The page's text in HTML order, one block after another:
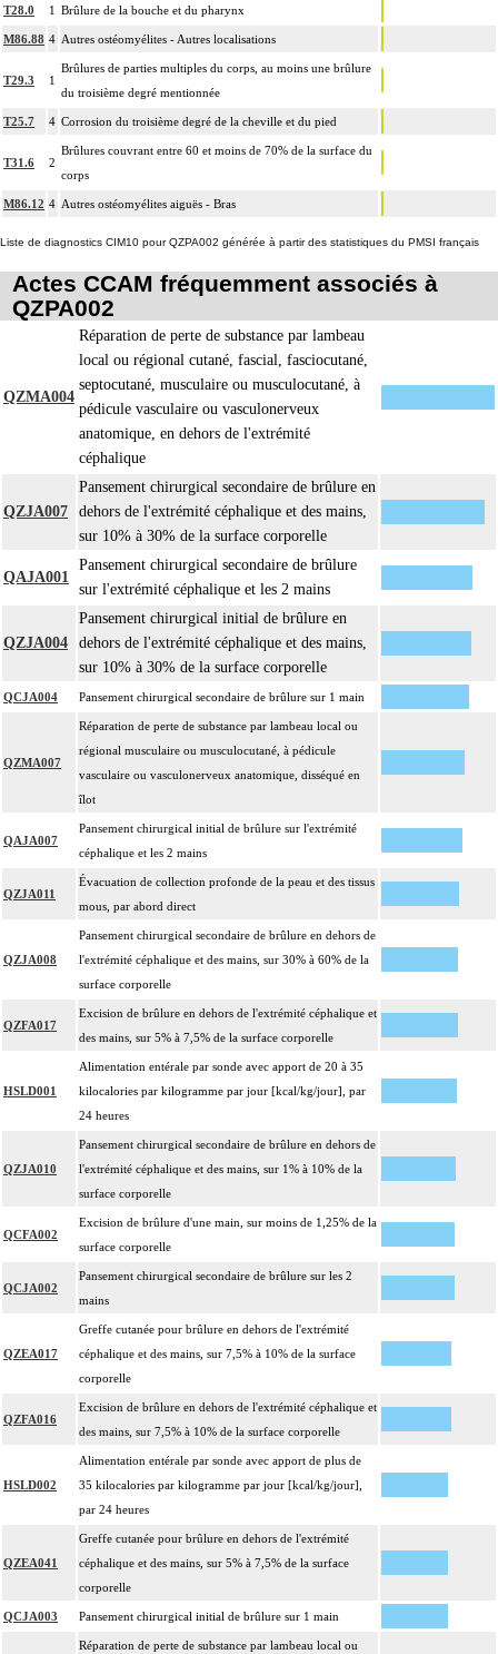
T28.0 1 Brûlure de la bouche et du pharynx
M86.88 4 Autres ostéomyélites - Autres localisations
T29.3 1
Brûlures de parties multiples du corps, au moins une brûlure
du troisième degré mentionnée
T25.7 4 Corrosion du troisième degré de la cheville et du pied
T31.6 2
Brûlures couvrant entre 60 et moins de 70% de la surface du
corps
M86.12 4 Autres ostéomyélites aiguës - Bras
Liste de diagnostics CIM10 pour QZPA002 générée à partir des statistiques du PMSI français
Actes CCAM fréquemment associés à
QZPA002
QZMA004
Réparation de perte de substance par lambeau
local ou régional cutané, fascial, fasciocutané,
septocutané, musculaire ou musculocutané, à
pédicule vasculaire ou vasculonerveux
anatomique, en dehors de l'extrémité
céphalique
QZJA007
Pansement chirurgical secondaire de brûlure en
dehors de l'extrémité céphalique et des mains,
sur 10% à 30% de la surface corporelle
QAJA001
Pansement chirurgical secondaire de brûlure
sur l'extrémité céphalique et les 2 mains
QZJA004
Pansement chirurgical initial de brûlure en
dehors de l'extrémité céphalique et des mains,
sur 10% à 30% de la surface corporelle
QCJA004 Pansement chirurgical secondaire de brûlure sur 1 main
QZMA007
Réparation de perte de substance par lambeau local ou
régional musculaire ou musculocutané, à pédicule
vasculaire ou vasculonerveux anatomique, disséqué en
îlot
QAJA007
Pansement chirurgical initial de brûlure sur l'extrémité
céphalique et les 2 mains
QZJA011
Évacuation de collection profonde de la peau et des tissus
mous, par abord direct
QZJA008
Pansement chirurgical secondaire de brûlure en dehors de
l'extrémité céphalique et des mains, sur 30% à 60% de la
surface corporelle
QZFA017
Excision de brûlure en dehors de l'extrémité céphalique et
des mains, sur 5% à 7,5% de la surface corporelle
HSLD001
Alimentation entérale par sonde avec apport de 20 à 35
kilocalories par kilogramme par jour [kcal/kg/jour], par
24 heures
QZJA010
Pansement chirurgical secondaire de brûlure en dehors de
l'extrémité céphalique et des mains, sur 1% à 10% de la
surface corporelle
QCFA002
Excision de brûlure d'une main, sur moins de 1,25% de la
surface corporelle
QCJA002
Pansement chirurgical secondaire de brûlure sur les 2
mains
QZEA017
Greffe cutanée pour brûlure en dehors de l'extrémité
céphalique et des mains, sur 7,5% à 10% de la surface
corporelle
QZFA016
Excision de brûlure en dehors de l'extrémité céphalique et
des mains, sur 7,5% à 10% de la surface corporelle
HSLD002
Alimentation entérale par sonde avec apport de plus de
35 kilocalories par kilogramme par jour [kcal/kg/jour],
par 24 heures
QZEA041
Greffe cutanée pour brûlure en dehors de l'extrémité
céphalique et des mains, sur 5% à 7,5% de la surface
corporelle
QCJA003 Pansement chirurgical initial de brûlure sur 1 main
Réparation de perte de substance par lambeau local ou